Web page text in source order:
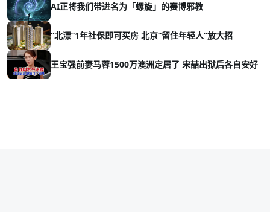
AI正将我们带进名为「螺旋」的赛博邪教
“北漂”1年社保即可买房 北京“留住年轻人”放大招
王宝强前妻马蓉1500万澳洲定居了 宋喆出狱后各自安好